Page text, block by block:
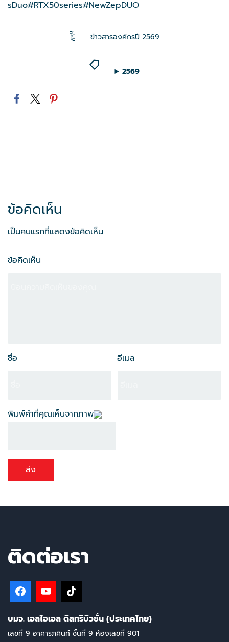
sDuo#RTX50series#NewZepDUO
ข่าวสารองค์กรปี 2569
2569
ข้อคิดเห็น
เป็นคนแรกที่แสดงข้อคิดเห็น
ข้อคิดเห็น
ชื่อ อีเมล
พิมพ์คำที่คุณเห็นจากภาพ
ส่ง
ติดต่อเรา
บมจ. เอสไอเอส ดิสทริบิวชั่น (ประเทศไทย)
เลขที่ 9 อาคารภคินท์ ชั้นที่ 9 ห้องเลขที่ 901